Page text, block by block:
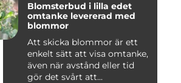
Blomsterbud i lilla edet
omtanke levererad med
blommor
Att skicka blommor är ett
enkelt sätt att visa omtanke,
även när avstånd eller tid
gör det svårt att...